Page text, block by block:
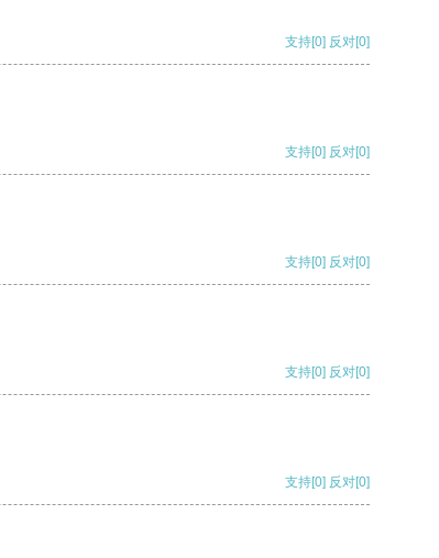
支持[0] 反对[0]
支持[0] 反对[0]
支持[0] 反对[0]
支持[0] 反对[0]
支持[0] 反对[0]